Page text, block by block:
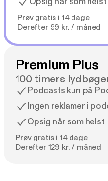
Prøv gratis i 14 dage
Derefter 99 kr. / måned
Premium Plus
100 timers
Podcasts kun på
Ingen reklamer i
Opsig når som helst
Prøv gratis i 14 dage
Derefter 129 kr. / måned